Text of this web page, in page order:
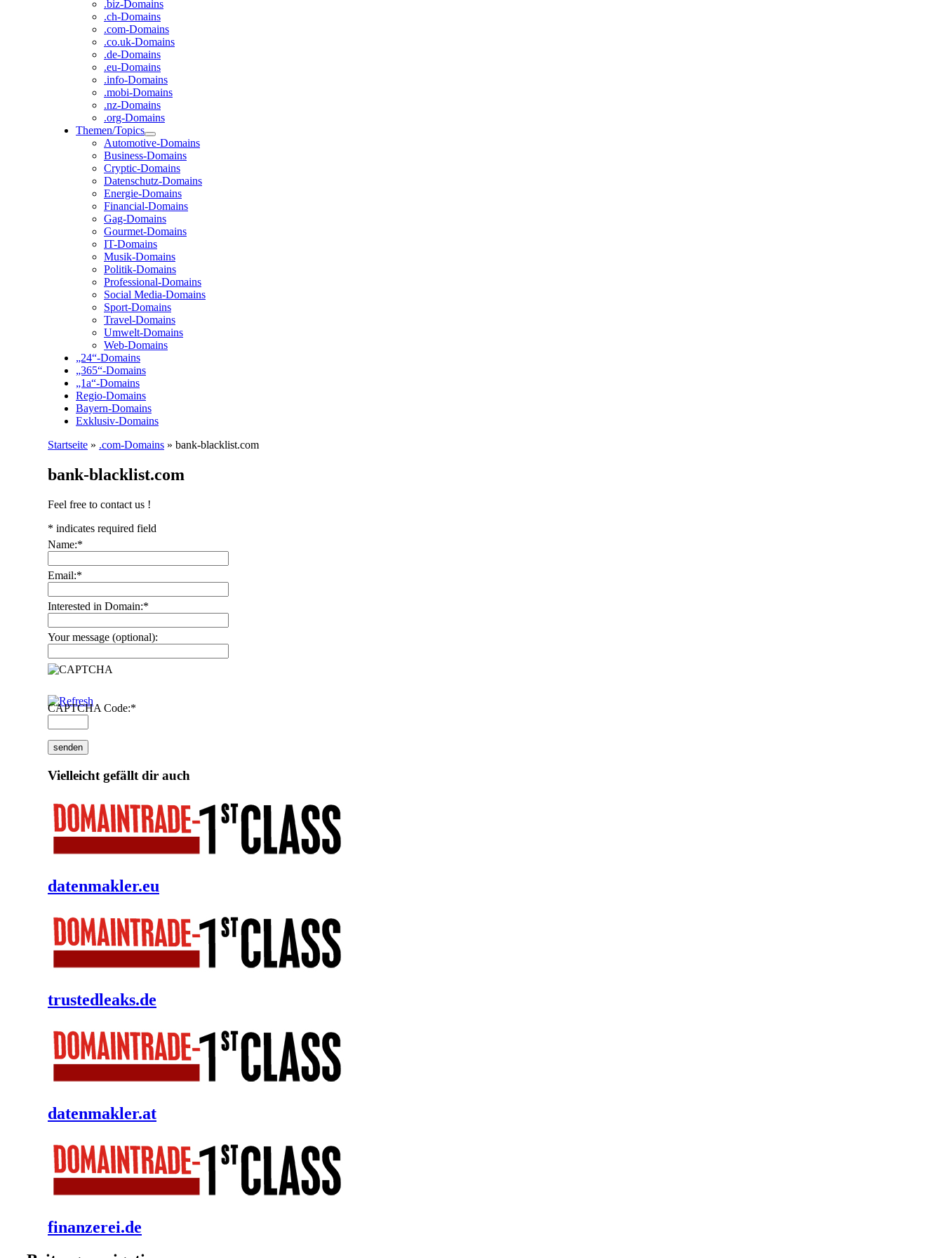
.biz-Domains
.ch-Domains
.com-Domains
.co.uk-Domains
.de-Domains
.eu-Domains
.info-Domains
.mobi-Domains
.nz-Domains
.org-Domains
Themen/Topics
Automotive-Domains
Business-Domains
Cryptic-Domains
Datenschutz-Domains
Energie-Domains
Financial-Domains
Gag-Domains
Gourmet-Domains
IT-Domains
Musik-Domains
Politik-Domains
Professional-Domains
Social Media-Domains
Sport-Domains
Travel-Domains
Umwelt-Domains
Web-Domains
„24“-Domains
„365“-Domains
„1a“-Domains
Regio-Domains
Bayern-Domains
Exklusiv-Domains
Startseite » .com-Domains » bank-blacklist.com
bank-blacklist.com
Feel free to contact us !
* indicates required field
Name:*
Email:*
Interested in Domain:*
Your message (optional):
CAPTCHA Code:*
Vielleicht gefällt dir auch
datenmakler.eu
trustedleaks.de
datenmakler.at
finanzerei.de